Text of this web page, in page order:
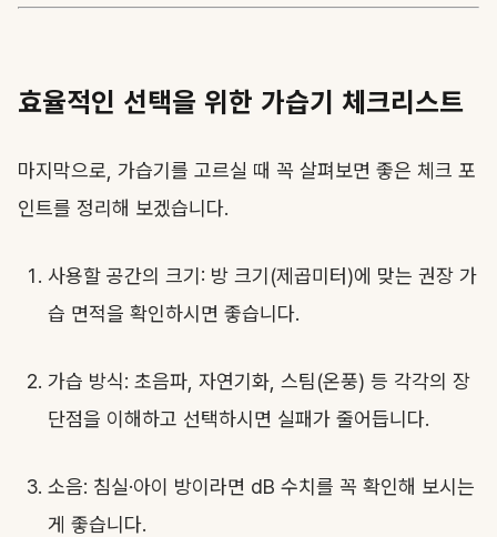
효율적인 선택을 위한 가습기 체크리스트
마지막으로, 가습기를 고르실 때 꼭 살펴보면 좋은 체크 포
인트를 정리해 보겠습니다.
사용할 공간의 크기: 방 크기(제곱미터)에 맞는 권장 가
습 면적을 확인하시면 좋습니다.
가습 방식: 초음파, 자연기화, 스팀(온풍) 등 각각의 장
단점을 이해하고 선택하시면 실패가 줄어듭니다.
소음: 침실·아이 방이라면 dB 수치를 꼭 확인해 보시는
게 좋습니다.